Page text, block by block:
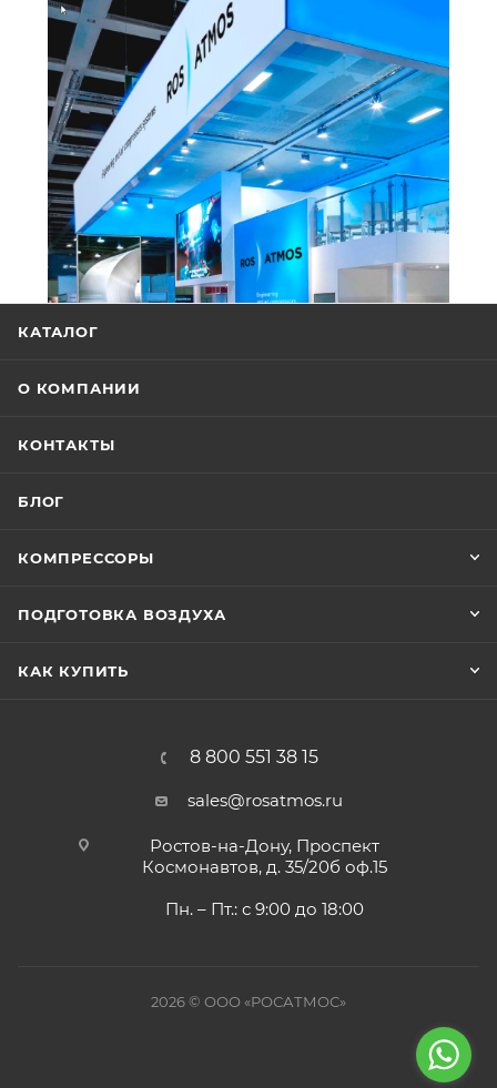
КАТАЛОГ
О КОМПАНИИ
КОНТАКТЫ
БЛОГ
КОМПРЕССОРЫ
ПОДГОТОВКА ВОЗДУХА
КАК КУПИТЬ
8 800 551 38 15
sales@rosatmos.ru
Ростов-на-Дону, Проспект
Космонавтов, д. 35/20б оф.15
Пн. – Пт.: с 9:00 до 18:00
2026 © ООО «РОСАТМОС»